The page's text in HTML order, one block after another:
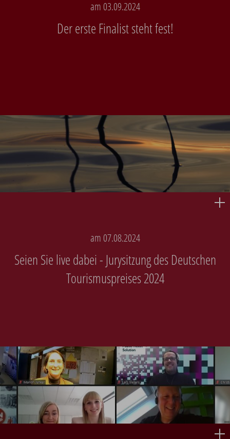
am 03.09.2024
Der erste Finalist steht fest!
am 07.08.2024
Seien Sie live dabei - Jurysitzung des Deutschen
Tourismuspreises 2024